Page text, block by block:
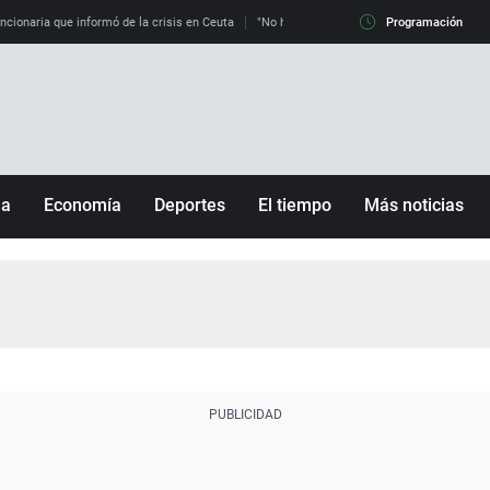
que informó de la crisis en Ceuta "No hay mafias, que no nos engañen":
Programación
Economía Deportes El tiempo Más noticias